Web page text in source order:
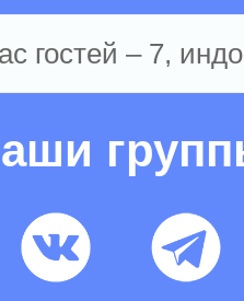
гостей – 7,